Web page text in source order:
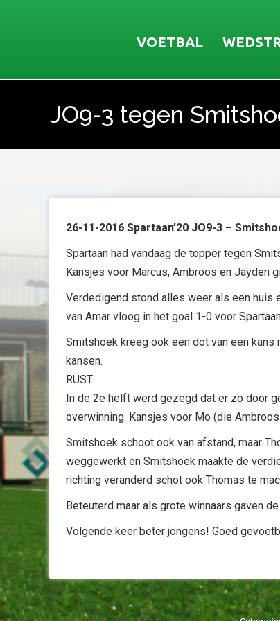
VOETBAL
JO9-3 tegen
Je bent hier:
26-11-2016 Spartaan’20 JO9-3 –
Spartaan had vandaag de topper tegen
Kansjes voor Marcus, Ambroos en Jayden
Verdedigend stond alles weer als een huis
van Amar vloog in het goal 1-0 voor
Smitshoek kreeg ook een dot van een
kansen.
RUST.
In de 2e helft werd gezegd dat er zo door
overwinning. Kansjes voor Mo (die
Smitshoek schoot ook van afstand, maar
weggewerkt en Smitshoek maakte de
richting veranderd schot ook Thomas te
Beteuterd maar als grote winnaars gaven
Volgende keer beter jongens! Goed